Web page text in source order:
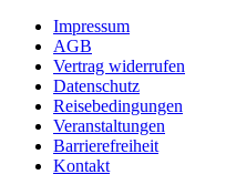
Impressum
AGB
Vertrag widerrufen
Datenschutz
Reisebedingungen
Veranstaltungen
Barrierefreiheit
Kontakt